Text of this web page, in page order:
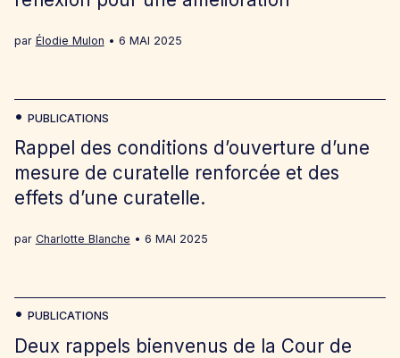
par Élodie Mulon 6 MAI 2025
Rappel des conditions d’ouverture d’une
mesure de curatelle renforcée et des
effets d’une curatelle.
par Charlotte Blanche 6 MAI 2025
PUBLICATIONS
Deux rappels bienvenus de la Cour de
PUBLICATIONS